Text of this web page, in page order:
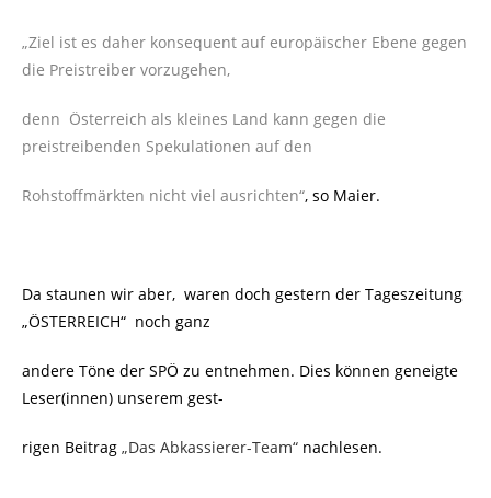
„Ziel ist es daher konsequent auf europäischer Ebene gegen
die Preistreiber vorzugehen,
denn Österreich als kleines Land kann gegen die
preistreibenden Spekulationen auf den
Rohstoffmärkten nicht viel ausrichten“, so Maier.
Da staunen wir aber, waren doch gestern der Tageszeitung
„ÖSTERREICH“ noch ganz
andere Töne der SPÖ zu entnehmen. Dies können geneigte
Leser(innen) unserem gest-
rigen Beitrag „Das Abkassierer-Team“ nachlesen.